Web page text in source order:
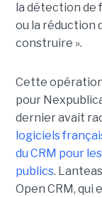
la détection de
ou la réduction
construire ».
Cette
pour
dernier avait
logiciels
du CRM pour
publics.
Open CRM, qui